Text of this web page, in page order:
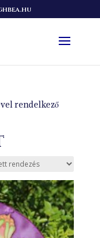
rendelkező